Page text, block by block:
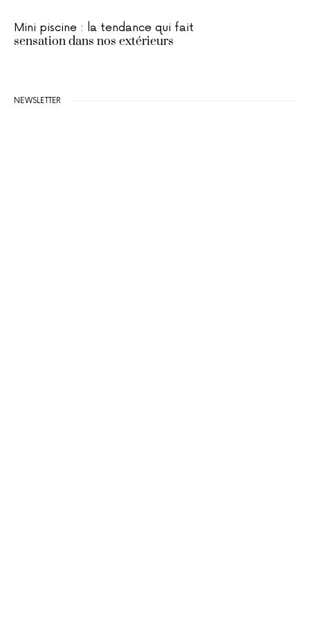
Mini piscine : la tendance qui fait
sensation dans nos extérieurs
NEWSLETTER